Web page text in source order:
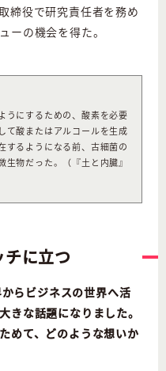
締役で研究責任者を務め
ーの機会を得た。
うにするための、酸素を必要
て酸またはアルコールを生成
するようになる前、古細菌の
物だった。（『土と内臓』
に立つ
らビジネスの世界へ活
きな話題になりました。
めて、どのような想いか